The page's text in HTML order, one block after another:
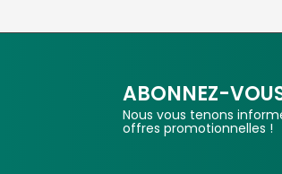
ABONNEZ-
Nous vous tenons
offres promotionnelles !